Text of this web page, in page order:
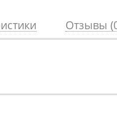
Отзывы